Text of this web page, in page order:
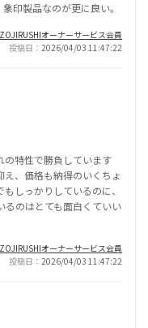
印製品なのが更に良い。
ZOJIRUSHIオーナーサービス会員
投稿日
2026/04/03 11:47:22
の特性で勝負しています
、価格も納得のいくちょ
しっかりしているのに、
るのはとても面白くていい
ZOJIRUSHIオーナーサービス会員
投稿日
2026/04/03 11:47:22